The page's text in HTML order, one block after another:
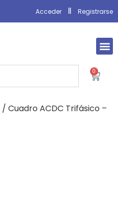
Acceder Registrarse
0
/ Cuadro ACDC Trifásico –